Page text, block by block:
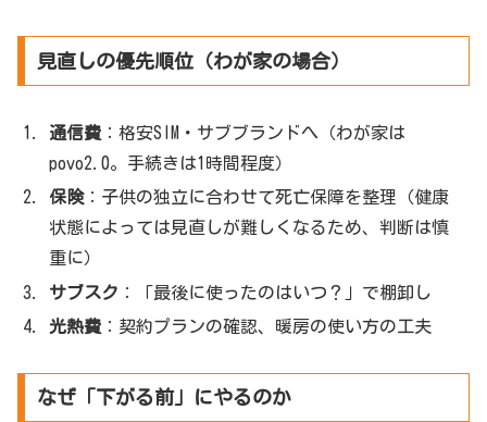
見直しの優先順位（わが家の場合）
通信費 ：格安SIM・サブブランドへ（わが家は
povo2.0。手続きは1時間程度）
保険：子供の独立に合わせて死亡保障を整理（健康
状態によっては見直しが難しくなるため、判断は慎
重に）
サブスク ：「最後に使ったのはいつ？」で棚卸し
光熱費 ：契約プランの確認、暖房の使い方の工夫
なぜ「下がる前」にやるのか